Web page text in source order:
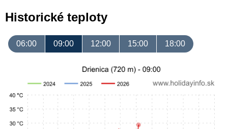
Historické teploty
06:00 09:00 12:00 15:00 18:00